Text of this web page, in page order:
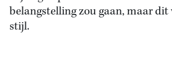
belangstelling zou gaan, maar dit
stijl.